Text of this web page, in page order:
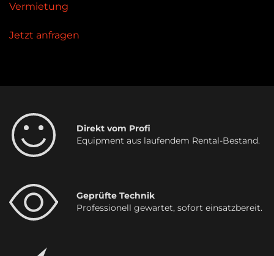
Vermietung
Jetzt anfragen
Direkt vom Profi
Equipment aus laufendem Rental-Bestand.
Geprüfte Technik
Professionell gewartet, sofort einsatzbereit.